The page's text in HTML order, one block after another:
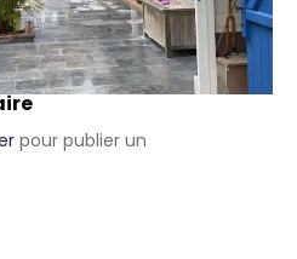
pour publier un